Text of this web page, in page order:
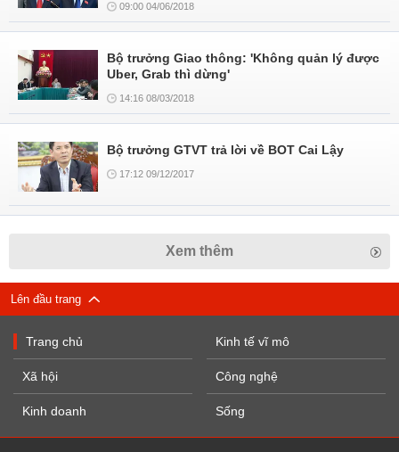
09:00 04/06/2018
Bộ trưởng Giao thông: 'Không quản lý được
Uber, Grab thì dừng'
14:16 08/03/2018
Bộ trưởng GTVT trả lời về BOT Cai Lậy
17:12 09/12/2017
Xem thêm
Lên đầu trang
Trang chủ
Xã hội
Kinh doanh
Kinh tế vĩ mô
Công nghệ
Sống